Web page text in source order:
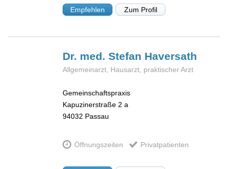
Empfehlen Zum Profil
Dr. med. Stefan Haversath
Allgemeinarzt, Hausarzt, praktischer Arzt
Gemeinschaftspraxis
Kapuzinerstraße 2 a
94032 Passau
Öffnungszeiten Privatpatienten